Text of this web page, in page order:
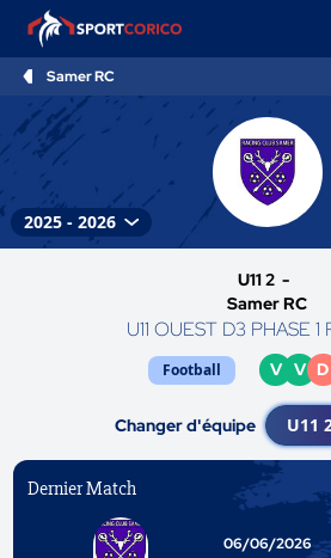
Samer RC
U11 2 -
Samer RC
U11 OUEST D3 PHASE
Football V V D
Changer d'équipe
Dernier Match
06/06/2026